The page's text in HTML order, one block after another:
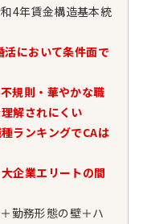
和4年賃金構造基本統
において条件面で
規則・華やかな職
解されにくい
ランキングでCAは
企業エリートの間
勤務形態の壁＋ハ